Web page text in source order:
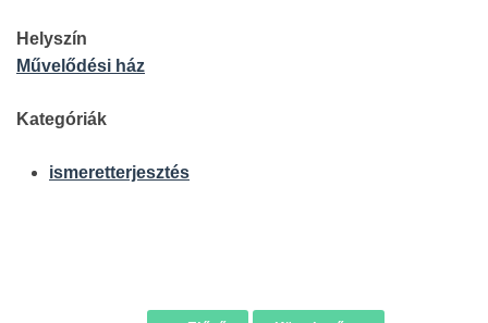
Helyszín
Művelődési ház
Kategóriák
ismeretterjesztés